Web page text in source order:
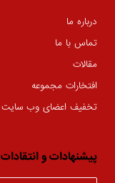
درباره ما
تماس با ما
مقالات
افتخارات مجموعه
تخفیف اعضای وب سایت
پیشنهادات و انتقادات